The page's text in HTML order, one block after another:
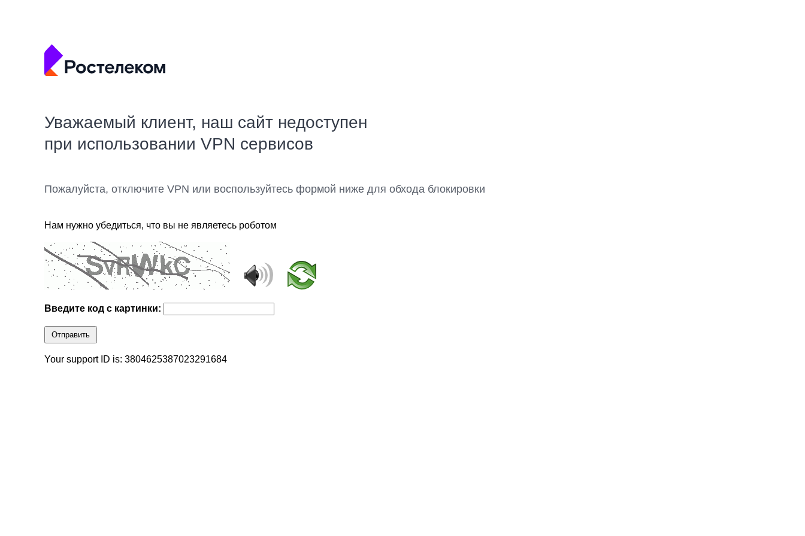
Уважаемый клиент, наш сайт недоступен
при использовании VPN сервисов
Пожалуйста, отключите VPN или воспользуйтесь формой ниже для обхода блокировки
Нам нужно убедиться, что вы не являетесь роботом
Введите код с картинки:
Отправить
Your support ID is: 3804625387023291684